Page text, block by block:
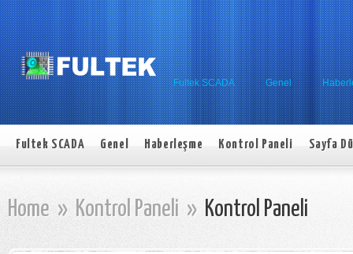
Fultek SCADA Genel
Fultek SCADA Genel Haberleşme Kontrol Paneli Sayfa
Home » Kontrol Paneli » Kontrol Paneli